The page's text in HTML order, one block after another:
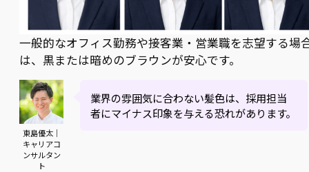
一般的なオフィス勤務や接客業・営業職を志望する場
は、黒または暗めのブラウンが安心です。
東島優太｜
キャリアコ
ンサルタン
ト
業界の雰囲気に合わない髪色は、採用担当
者にマイナス印象を与える恐れがあります。